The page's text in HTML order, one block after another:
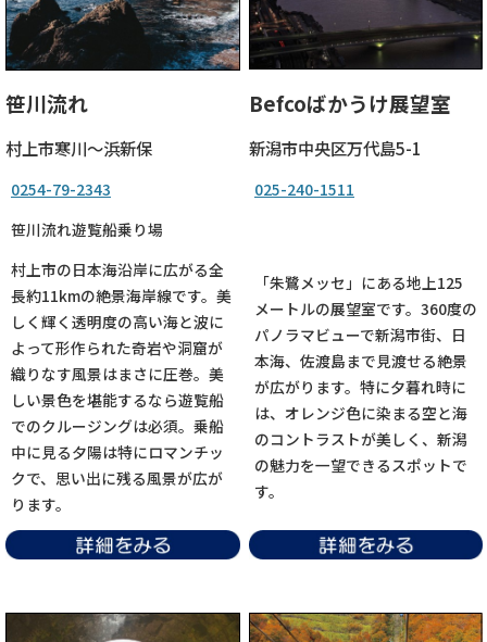
笹川流れ Befcoばかうけ展望室
村上市寒川～浜新保 新潟市中央区万代島5-1
0254-79-2343
笹川流れ遊覧船乗り場
025-240-1511
村上市の日本海沿岸に広がる全
長約11kmの絶景海岸線です。美
しく輝く透明度の高い海と波に
よって形作られた奇岩や洞窟が
織りなす風景はまさに圧巻。美
しい景色を堪能するなら遊覧船
でのクルージングは必須。乗船
中に見る夕陽は特にロマンチッ
クで、思い出に残る風景が広が
ります。
「朱鷺メッセ」にある地上125
メートルの展望室です。360度の
パノラマビューで新潟市街、日
本海、佐渡島まで見渡せる絶景
が広がります。特に夕暮れ時に
は、オレンジ色に染まる空と海
のコントラストが美しく、新潟
の魅力を一望できるスポットで
す。